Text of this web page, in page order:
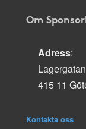
Om
Adress:
415 11
Kontakta oss